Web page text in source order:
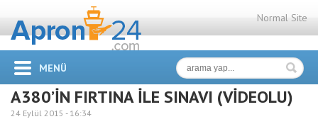
Normal Site
MENÜ
A380’İN FIRTINA İLE SINAVI (VİDEOLU)
24 Eylül 2015 - 16:34